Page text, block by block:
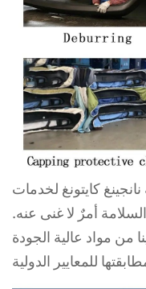
كايتونغ لخدمات
أمرٌ لا غنى عنه.
من مواد عالية الجودة